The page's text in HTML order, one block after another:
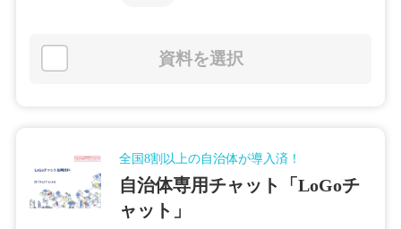
資料を選択
全国8割以上の自治体が導入済！
自治体専用チャット「LoGoチ
ャット」